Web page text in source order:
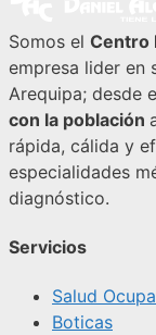
Somos el Centro
empresa lider en
Arequipa; desde
con la población
rápida, cálida y
especialidades
diagnóstico.
Servicios
Salud
Boticas